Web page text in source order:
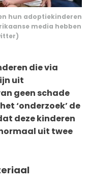
hun adoptiekinderen
media hebben
die via
uit
geen schade
‘onderzoek’ de
deze kinderen
uit twee